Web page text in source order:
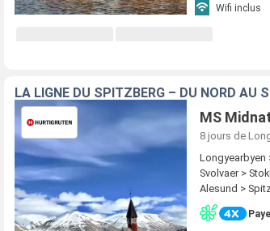
Wifi inclus
LA LIGNE DU SPITZBERG – DU NORD AU
MS
8 jours de
Longyearbyen
Svolvaer >
Alesund >